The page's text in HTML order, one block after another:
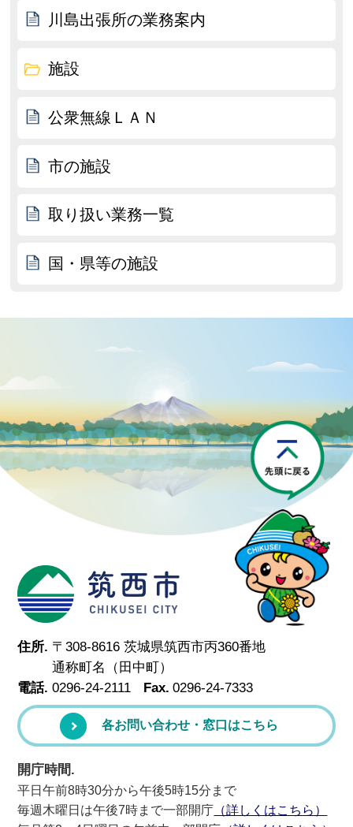
川島出張所の業務案内
施設
公衆無線ＬＡＮ
市の施設
取り扱い業務一覧
国・県等の施設
筑西市
住所. 〒308-8616 茨城県筑西市丙360番地
通称町名（田中町）
電話. 0296-24-2111 Fax. 0296-24-7333
各お問い合わせ・窓口はこちら
開庁時間.
平日午前8時30分から午後5時15分まで
毎週木曜日は午後7時まで一部開庁 （詳しくはこちら）